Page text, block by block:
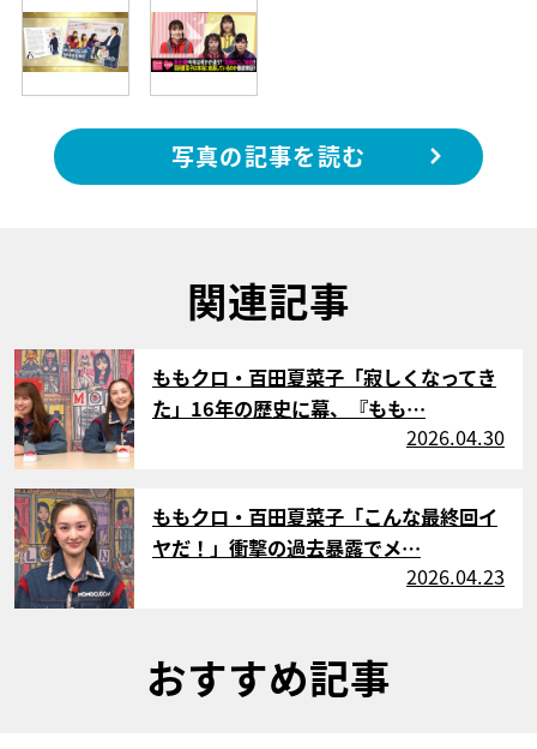
写真の記事を読む
関連記事
サムネイル
ももクロ・百田夏菜子「寂しくなってき
た」16年の歴史に幕、『もも…
2026.04.30
サムネイル
ももクロ・百田夏菜子「こんな最終回イ
ヤだ！」衝撃の過去暴露でメ…
2026.04.23
おすすめ記事